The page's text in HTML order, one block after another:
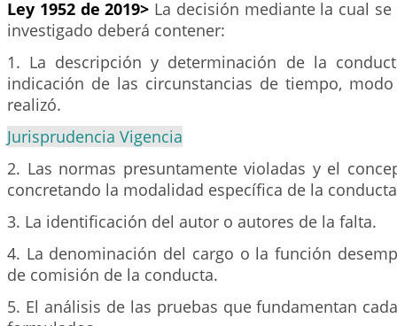
Ley 1952 de 2019> La decisión mediante la cual
investigado deberá contener:
1. La descripción y determinación de la
indicación de las circunstancias de tiempo,
realizó.
Jurisprudencia Vigencia
2. Las normas presuntamente violadas y el
concretando la modalidad específica de la
3. La identificación del autor o autores de la falta.
4. La denominación del cargo o la función
de comisión de la conducta.
5. El análisis de las pruebas que fundamentan